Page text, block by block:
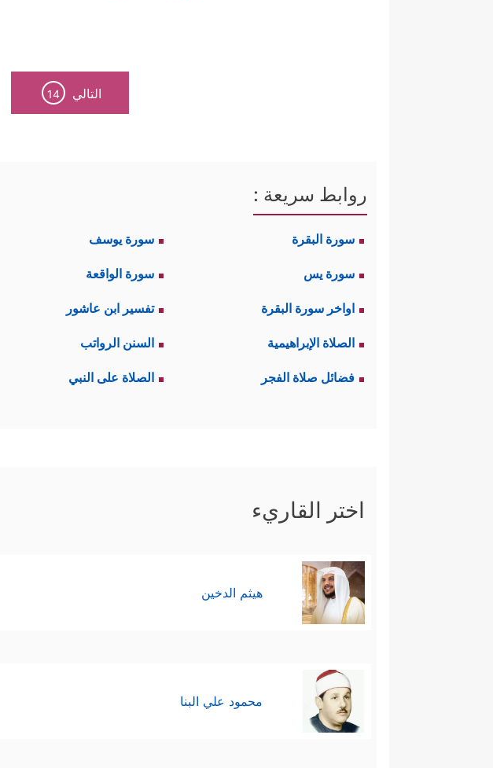
التالي 14
روابط سريعة :
سورة البقرة سورة يوسف
سورة يس سورة الواقعة
اواخر سورة البقرة تفسير ابن عاشور
الصلاة الإبراهيمية السنن الرواتب
فضائل صلاة الفجر الصلاة على النبي
اختر القاريء
هيثم الدخين
محمود علي البنا